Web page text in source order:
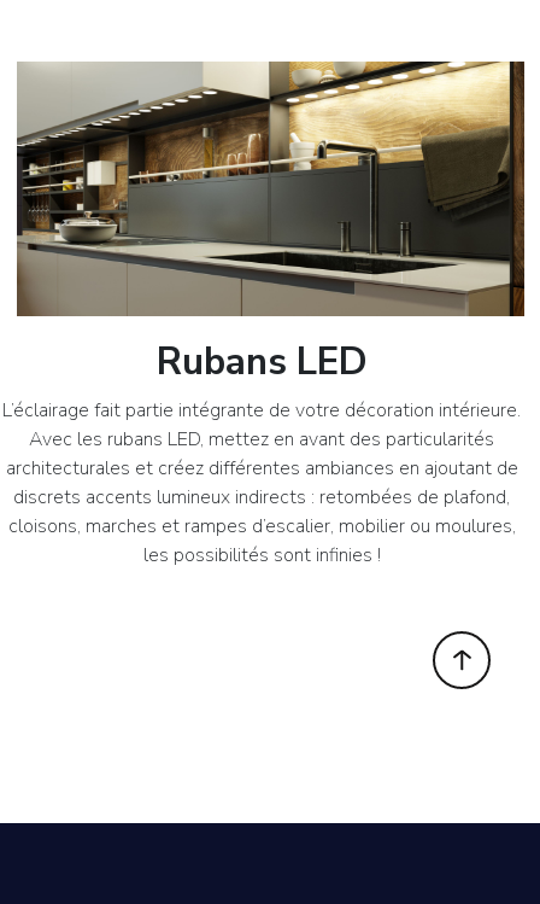
Rubans LED
L’éclairage fait partie intégrante de votre décoration intérieure.
Avec les rubans LED, mettez en avant des particularités
architecturales et créez différentes ambiances en ajoutant de
discrets accents lumineux indirects : retombées de plafond,
cloisons, marches et rampes d’escalier, mobilier ou moulures,
les possibilités sont infinies !